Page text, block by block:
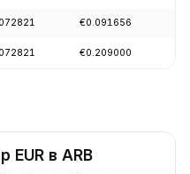
€0.091656
€0.209000
EUR в ARB